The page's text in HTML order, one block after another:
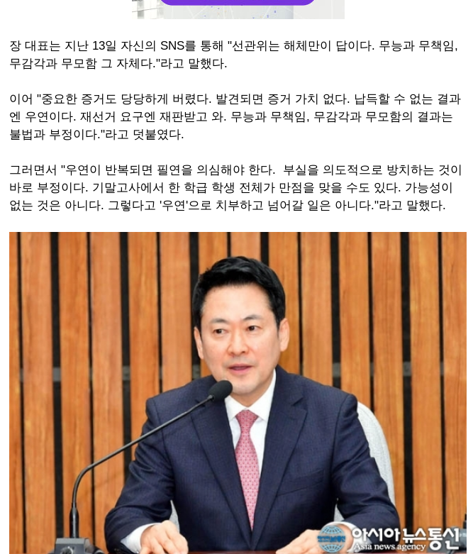
장 대표는 지난 13일 자신의 SNS를 통해 "선관위는 해체만이 답이다. 무능과 무책임,
무감각과 무모함 그 자체다."라고 말했다.
이어 "중요한 증거도 당당하게 버렸다. 발견되면 증거 가치 없다. 납득할 수 없는 결과
엔 우연이다. 재선거 요구엔 재판받고 와. 무능과 무책임, 무감각과 무모함의 결과는
불법과 부정이다."라고 덧붙였다.
그러면서 "우연이 반복되면 필연을 의심해야 한다. 부실을 의도적으로 방치하는 것이
바로 부정이다. 기말고사에서 한 학급 학생 전체가 만점을 맞을 수도 있다. 가능성이
없는 것은 아니다. 그렇다고 '우연'으로 치부하고 넘어갈 일은 아니다."라고 말했다.